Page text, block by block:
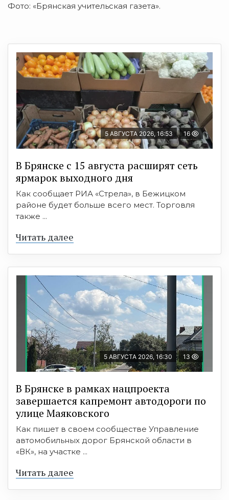
Фото: «Брянская учительская газета».
5 АВГУСТА 2026, 16:53 16
В Брянске с 15 августа расширят сеть
ярмарок выходного дня
Как сообщает РИА «Стрела», в Бежицком
районе будет больше всего мест. Торговля
также ...
Читать далее
5 АВГУСТА 2026, 16:30 13
В Брянске в рамках нацпроекта
завершается капремонт автодороги по
улице Маяковского
Как пишет в своем сообществе Управление
автомобильных дорог Брянской области в
«ВК», на участке ...
Читать далее